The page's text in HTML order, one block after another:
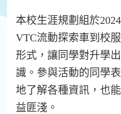
本校生涯規劃組於
VTC流動探索車到校
形式，讓同學對升學
識。參與活動的同學
地了解各種資訊，也
益匪淺。